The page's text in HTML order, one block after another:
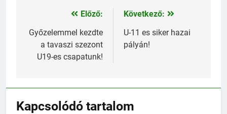
Bejegyzés
navigáció
Előző:
Győzelemmel kezdte
a tavaszi szezont
U19-es csapatunk!
Következő:
U-11 es siker hazai
pályán!
Kapcsolódó tartalom